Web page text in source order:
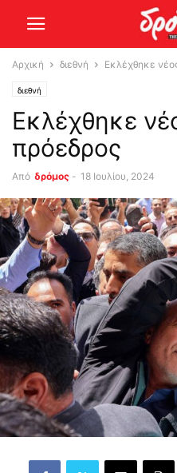
Αρχική διεθνή Εκλέχθηκε
διεθνή
Εκλέχθηκε
πρόεδρος
Από δρόμος - 18 Ιουλίου, 2024